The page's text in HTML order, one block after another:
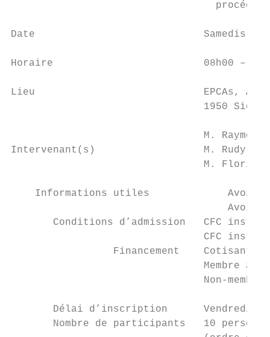
procédé
Date                            Samedis 26
Horaire                         08h00 –
Lieu                            EPCAs,
                                1950 Sion
M. Raymond
Intervenant(s)                  M. Rudy
M. Florian
Informations utiles             Avoir
Avoir
Conditions d’admission   CFC
CFC
Financement    Cotisant
Membre
Non-
Délai d’inscription      Vendredi
Nombre de participants   10